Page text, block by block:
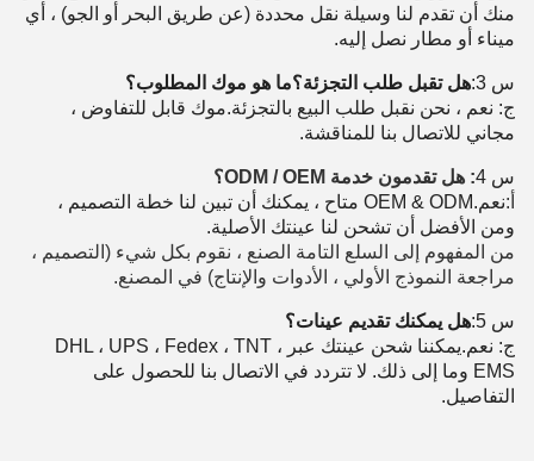
منك أن تقدم لنا وسيلة نقل محددة (عن طريق البحر أو الجو) ، أي
ميناء أو مطار نصل إليه.
س 3:
هل تقبل طلب التجزئة؟ما هو موك المطلوب؟
ج: نعم ، نحن نقبل طلب البيع بالتجزئة.موك قابل للتفاوض ،
مجاني للاتصال بنا للمناقشة.
س 4
: هل تقدمون خدمة ODM / OEM؟
أ:
نعم.OEM & ODM متاح ، يمكنك أن تبين لنا خطة التصميم ،
ومن الأفضل أن تشحن لنا عينتك الأصلية.
من المفهوم إلى السلع التامة الصنع ، نقوم بكل شيء (التصميم ،
مراجعة النموذج الأولي ، الأدوات والإنتاج) في المصنع.
س 5:
هل يمكنك تقديم عينات؟
ج: نعم.يمكننا شحن عينتك عبر DHL ، UPS ، Fedex ، TNT ،
EMS وما إلى ذلك. لا تتردد في الاتصال بنا للحصول على
التفاصيل.